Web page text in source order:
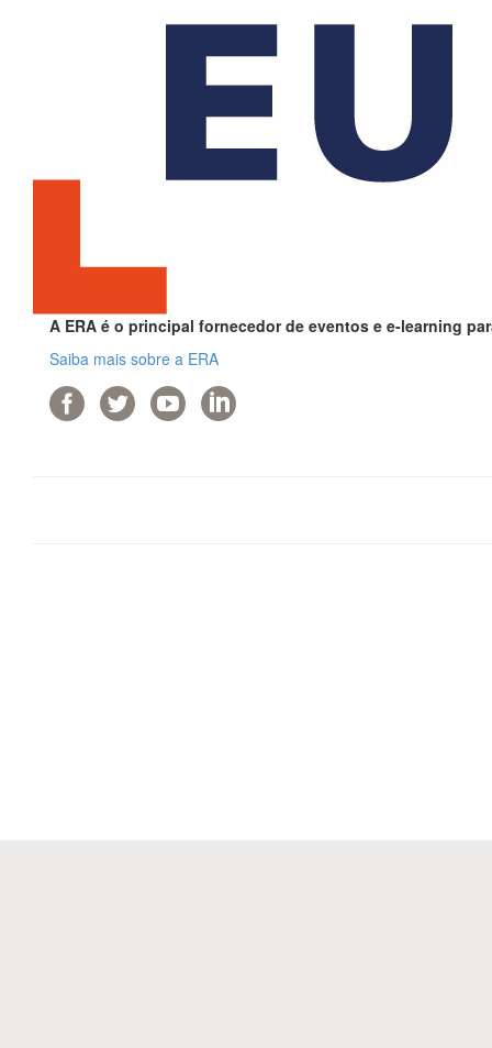
A ERA é o principal fornecedor de eventos e e-learning
Saiba mais sobre a ERA